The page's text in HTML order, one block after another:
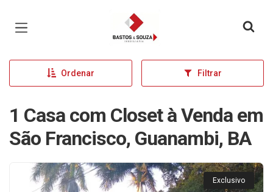
Página inicial
Ordenar Filtrar
1 Casa com Closet à Venda em
São Francisco, Guanambi, BA
Exclusivo